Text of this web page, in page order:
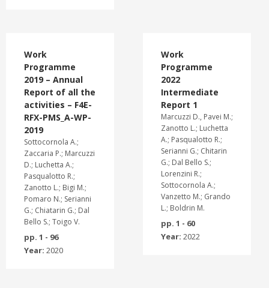
Work
Programme
2019 – Annual
Report of all the
activities – F4E-
RFX-PMS_A-WP-
2019
Sottocornola A.;
Zaccaria P.; Marcuzzi
D.; Luchetta A.;
Pasqualotto R.;
Zanotto L.; Bigi M.;
Pomaro N.; Serianni
G.; Chiatarin G.; Dal
Bello S.; Toigo V.
pp. 1 - 96
Year: 2020
Work
Programme
2022
Intermediate
Report 1
Marcuzzi D., Pavei M.;
Zanotto L.; Luchetta
A.; Pasqualotto R.;
Serianni G.; Chitarin
G.; Dal Bello S.;
Lorenzini R.;
Sottocornola A.;
Vanzetto M.; Grando
L.; Boldrin M.
pp. 1 - 60
Year: 2022